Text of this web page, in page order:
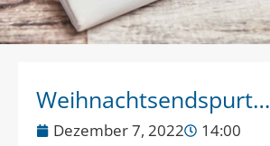
Weihnachtsendspurt…
Dezember 7, 2022 14:00